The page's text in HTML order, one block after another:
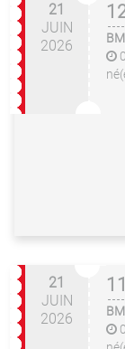
21
JUIN
2026
21
JUIN
2026